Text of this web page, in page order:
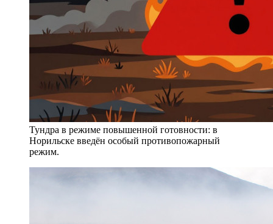
Тундра в режиме повышенной готовности: в
Норильске введён особый противопожарный
режим.